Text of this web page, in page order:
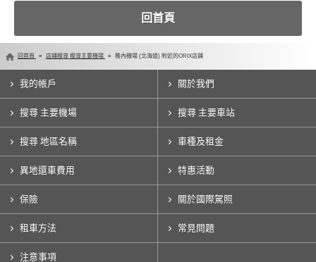
回首頁
回首頁 店鋪搜尋 搜尋主要機場 稚內機場 (北海道) 附近的ORIX店鋪
我的帳戶 關於我們
搜尋 主要機場 搜尋 主要車站
搜尋 地區名稱 車種及租金
異地還車費用 特惠活動
保險 關於國際駕照
租車方法 常見問題
注意事項